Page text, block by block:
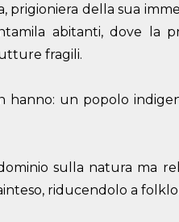
prigioniera della sua
abitanti, dove la
fragili.
un popolo
sulla natura ma
riducendolo a